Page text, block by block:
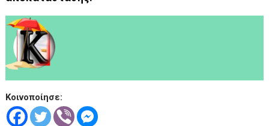
Κοινοποίησε: